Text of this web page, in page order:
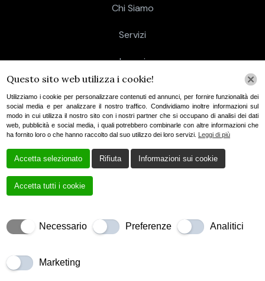
Chi Siamo
Servizi
Lavori
Informativa sul trattamento dei dati personali
Cookie Policy
Copyrights © 2021 A.R. Carpenteria Di
Taccardi & C. S.A.S. Peschiera – P. IVA 03901340962 |
Questo sito web utilizza i cookie!
Utilizziamo i cookie per personalizzare contenuti ed annunci, per fornire funzionalità dei
social media e per analizzare il nostro traffico. Condividiamo inoltre informazioni sul
modo in cui utilizza il nostro sito con i nostri partner che si occupano di analisi dei dati
web, pubblicità e social media, i quali potrebbero combinarle con altre informazioni che
ha fornito loro o che hanno raccolto dal suo utilizzo dei loro servizi. Leggi di più
Accetta selezionato Rifiuta Informazioni sui cookie
Accetta tutti i cookie
Necessario Preferenze Analitici
Marketing